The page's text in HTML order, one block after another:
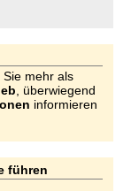
mehr als
, überwiegend
informieren
führen